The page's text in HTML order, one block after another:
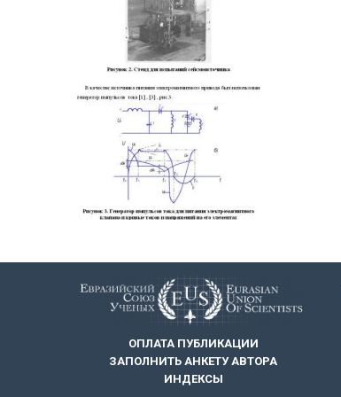
ОПЛАТА ПУБЛИКАЦИИ
ЗАПОЛНИТЬ АНКЕТУ АВТОРА
ИНДЕКСЫ